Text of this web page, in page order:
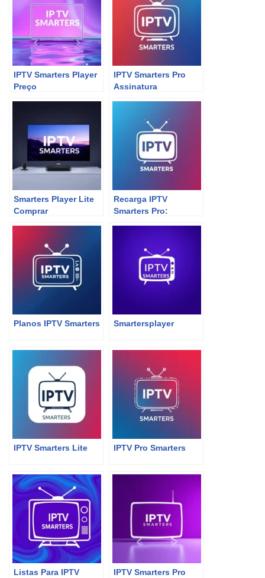
IPTV Smarters Player
Preço
IPTV Smarters Pro
Assinatura
Smarters Player Lite
Comprar
Recarga IPTV
Smarters Pro:
Streaming!
Planos IPTV Smarters Smartersplayer
IPTV Smarters Lite IPTV Pro Smarters
Listas Para IPTV
IPTV Smarters Pro